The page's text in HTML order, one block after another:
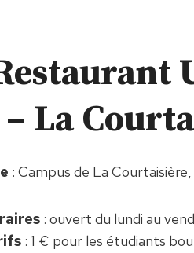
– La
: Campus de La
: ouvert du lundi au
: 1 € pour les étudiants